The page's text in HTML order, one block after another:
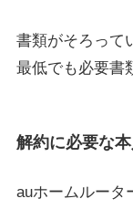
書類がそろって
最低でも必要書
解約に必要な
auホームルータ